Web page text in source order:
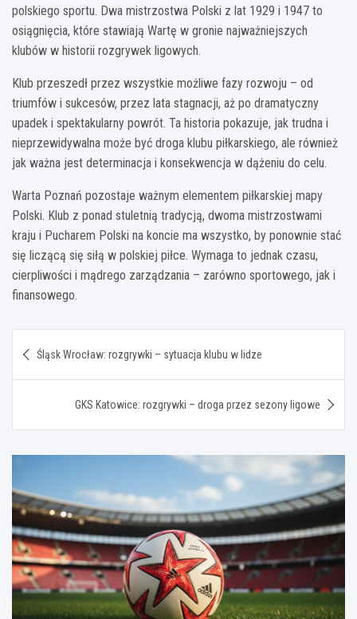
polskiego sportu. Dwa mistrzostwa Polski z lat 1929 i 1947 to
osiągnięcia, które stawiają Wartę w gronie najważniejszych
klubów w historii rozgrywek ligowych.
Klub przeszedł przez wszystkie możliwe fazy rozwoju – od
triumfów i sukcesów, przez lata stagnacji, aż po dramatyczny
upadek i spektakularny powrót. Ta historia pokazuje, jak trudna i
nieprzewidywalna może być droga klubu piłkarskiego, ale również
jak ważna jest determinacja i konsekwencja w dążeniu do celu.
Warta Poznań pozostaje ważnym elementem piłkarskiej mapy
Polski. Klub z ponad stuletnią tradycją, dwoma mistrzostwami
kraju i Pucharem Polski na koncie ma wszystko, by ponownie stać
się liczącą się siłą w polskiej piłce. Wymaga to jednak czasu,
cierpliwości i mądrego zarządzania – zarówno sportowego, jak i
finansowego.
wpisu
Śląsk Wrocław: rozgrywki – sytuacja klubu w lidze
GKS Katowice: rozgrywki – droga przez sezony ligowe